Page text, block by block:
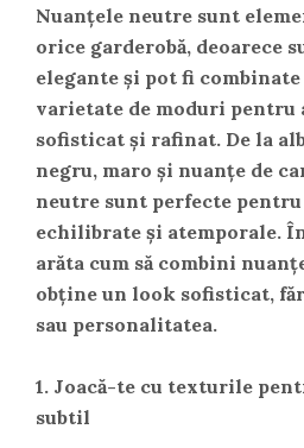
Nuanțele neutre sunt
orice garderobă, deoarece
elegante și pot fi
varietate de moduri pentru
sofisticat și rafinat. De la
negru, maro și nuanțe de
neutre sunt perfecte
echilibrate și atemporale.
arăta cum să combini
obține un look sofisticat,
sau personalitatea.
1. Joacă-te cu texturile
subtil